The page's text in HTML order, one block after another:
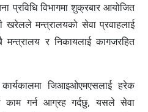
प्रविधि विभागमा शुक्रबार आयोजित
खरेलले मन्त्रालयको सेवा प्रवाहलाई
र निकायलाई कागजरहित
जिआइओएमएसलाई हरेक
काम गर्न आग्रह गर्दछु, यसले सेवा